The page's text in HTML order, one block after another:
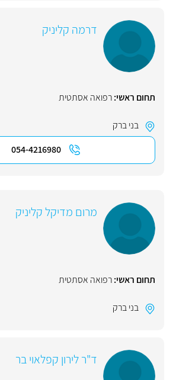
דרמה קליניק
תחום ראשי:רפואה אסתטית
בני ברק
054-4216980
מרום מדיקל קליניק
תחום ראשי:רפואה אסתטית
בני ברק
ד"ר לירון קפלאוי בר